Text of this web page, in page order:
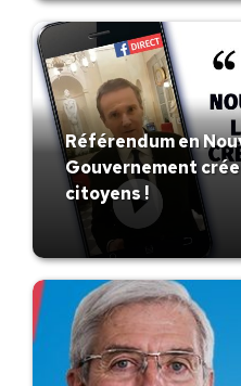
Référendum en
Gouvernement
citoyens !